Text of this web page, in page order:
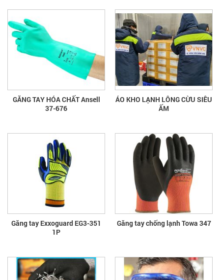
GĂNG TAY HÓA CHẤT Ansell
37-676
ÁO KHO LẠNH LÔNG CỪU SIÊU
ẤM
Găng tay Exxoguard EG3-351
1P
Găng tay chống lạnh Towa 347